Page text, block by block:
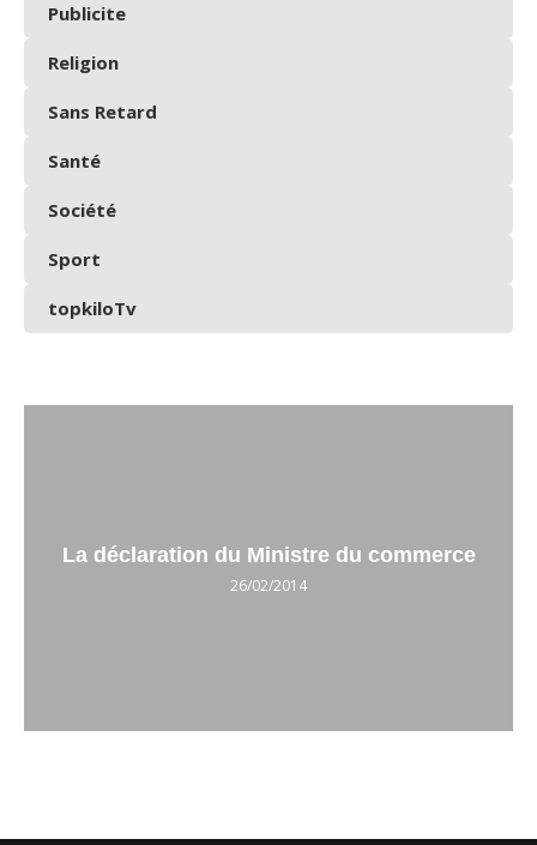
Publicite
Religion
Sans Retard
Santé
Société
Sport
topkiloTv
La déclaration du Ministre du commerce
26/02/2014